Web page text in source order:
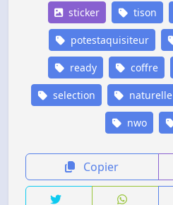
sticker tison
potestaquisiteur
ready coffre
selection naturelle
nwo
Copier